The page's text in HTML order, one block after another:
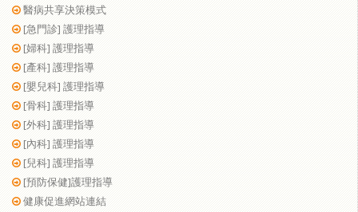
醫病共享決策模式
[急門診] 護理指導
[婦科] 護理指導
[產科] 護理指導
[嬰兒科] 護理指導
[骨科] 護理指導
[外科] 護理指導
[內科] 護理指導
[兒科] 護理指導
[預防保健]護理指導
健康促進網站連結